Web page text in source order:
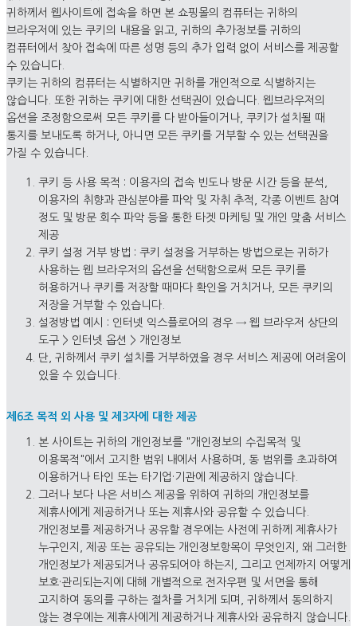
귀하께서 웹사이트에 접속을 하면 본 쇼핑몰의 컴퓨터는 귀하의
브라우저에 있는 쿠키의 내용을 읽고, 귀하의 추가정보를 귀하의
컴퓨터에서 찾아 접속에 따른 성명 등의 추가 입력 없이 서비스를 제공할
수 있습니다.
쿠키는 귀하의 컴퓨터는 식별하지만 귀하를 개인적으로 식별하지는
않습니다. 또한 귀하는 쿠키에 대한 선택권이 있습니다. 웹브라우저의
옵션을 조정함으로써 모든 쿠키를 다 받아들이거나, 쿠키가 설치될 때
통지를 보내도록 하거나, 아니면 모든 쿠키를 거부할 수 있는 선택권을
가질 수 있습니다.
쿠키 등 사용 목적 : 이용자의 접속 빈도나 방문 시간 등을 분석,
이용자의 취향과 관심분야를 파악 및 자취 추적, 각종 이벤트 참여
정도 및 방문 회수 파악 등을 통한 타겟 마케팅 및 개인 맞춤 서비스
제공
쿠키 설정 거부 방법 : 쿠키 설정을 거부하는 방법으로는 귀하가
사용하는 웹 브라우저의 옵션을 선택함으로써 모든 쿠키를
허용하거나 쿠키를 저장할 때마다 확인을 거치거나, 모든 쿠키의
저장을 거부할 수 있습니다.
설정방법 예시 : 인터넷 익스플로어의 경우 → 웹 브라우저 상단의
도구 > 인터넷 옵션 > 개인정보
단, 귀하께서 쿠키 설치를 거부하였을 경우 서비스 제공에 어려움이
있을 수 있습니다.
제6조 목적 외 사용 및 제3자에 대한 제공
본 사이트는 귀하의 개인정보를 "개인정보의 수집목적 및
이용목적"에서 고지한 범위 내에서 사용하며, 동 범위를 초과하여
이용하거나 타인 또는 타기업·기관에 제공하지 않습니다.
그러나 보다 나은 서비스 제공을 위하여 귀하의 개인정보를
제휴사에게 제공하거나 또는 제휴사와 공유할 수 있습니다.
개인정보를 제공하거나 공유할 경우에는 사전에 귀하께 제휴사가
누구인지, 제공 또는 공유되는 개인정보항목이 무엇인지, 왜 그러한
개인정보가 제공되거나 공유되어야 하는지, 그리고 언제까지 어떻게
보호·관리되는지에 대해 개별적으로 전자우편 및 서면을 통해
고지하여 동의를 구하는 절차를 거치게 되며, 귀하께서 동의하지
않는 경우에는 제휴사에게 제공하거나 제휴사와 공유하지 않습니다.